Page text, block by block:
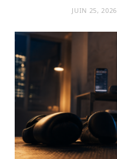
JUIN 25, 2026